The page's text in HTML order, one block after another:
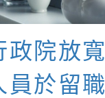
政院放寬
員於留職